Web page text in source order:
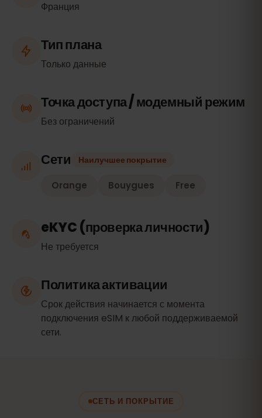
Франция
Тип плана
Только данные
Точка доступа / модемный режим
Без ограничений
Сети Наилучшее покрытие
Orange Bouygues Free
eKYC (проверка личности)
Не требуется
Политика активации
Срок действия начинается с момента
подключения eSIM к любой поддерживаемой
сети.
СЕТЬ И ПОКРЫТИЕ